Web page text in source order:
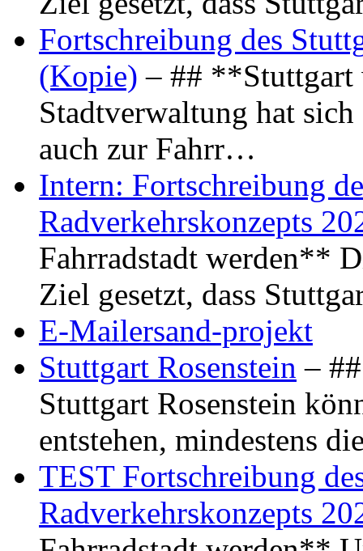
Fortschreibung des
(Kopie) – ## **Stuttgart
Stadtverwaltung hat
auch zur Fahrr…
Intern: Fortschreibung
Radverkehrskonzepts
Fahrradstadt werden**
Ziel gesetzt, dass
E-Mailersand-projekt
Stuttgart Rosenstein –
Stuttgart Rosenstein
entstehen, mindestens
TEST Fortschreibung
Radverkehrskonzepts